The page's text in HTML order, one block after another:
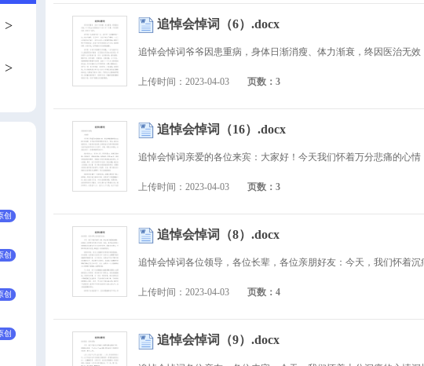
>
>
创
创
创
创
追悼会悼词（6）.docx
上传时间：2023-04-03 页数：3
追悼会悼词（16）.docx
上传时间：2023-04-03 页数：3
追悼会悼词（8）.docx
上传时间：2023-04-03 页数：4
追悼会悼词（9）.docx